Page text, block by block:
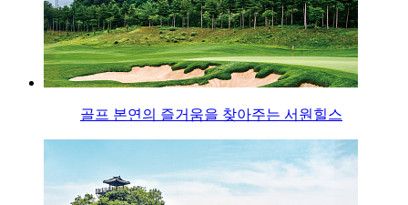
골프 본연의 즐거움을 찾아주는 서원힐스